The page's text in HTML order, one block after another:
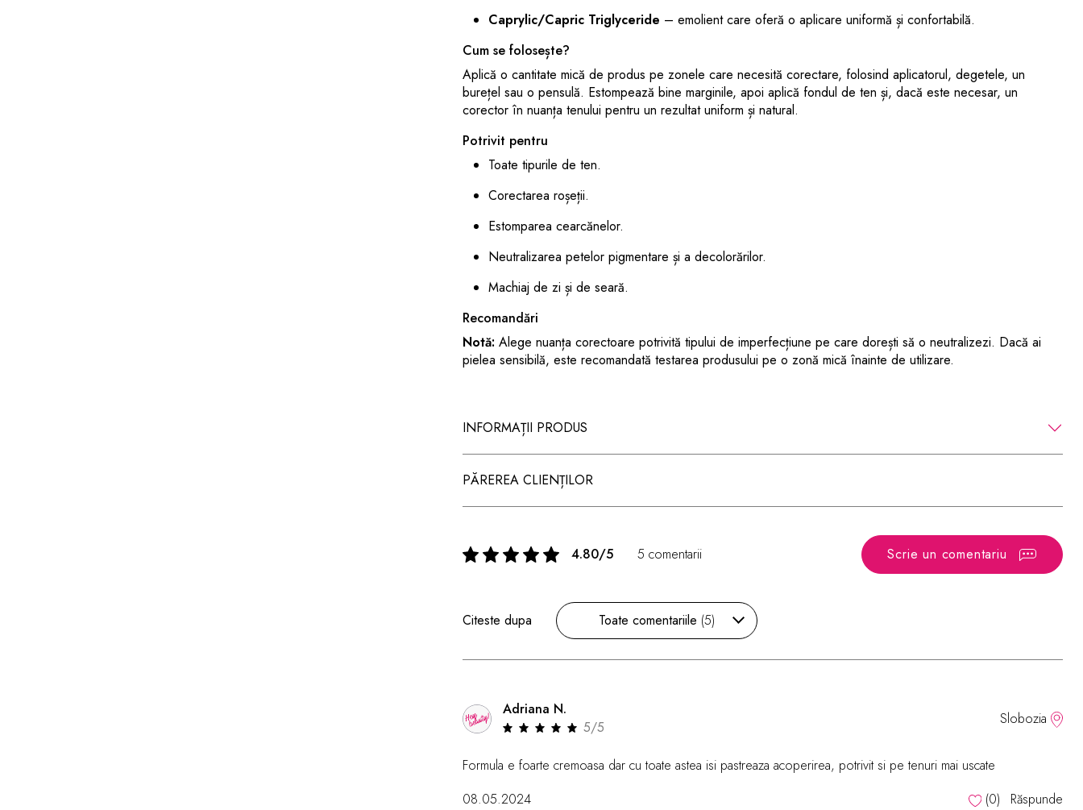
Caprylic/Capric Triglyceride – emolient care oferă o aplicare uniformă și confortabilă.
Cum se folosește?
Aplică o cantitate mică de produs pe zonele care necesită corectare, folosind aplicatorul, degetele, un
burețel sau o pensulă. Estompează bine marginile, apoi aplică fondul de ten și, dacă este necesar, un
corector în nuanța tenului pentru un rezultat uniform și natural.
Potrivit pentru
Toate tipurile de ten.
Corectarea roșeții.
Estomparea cearcănelor.
Neutralizarea petelor pigmentare și a decolorărilor.
Machiaj de zi și de seară.
Recomandări
Notă: Alege nuanța corectoare potrivită tipului de imperfecțiune pe care dorești să o neutralizezi. Dacă ai
pielea sensibilă, este recomandată testarea produsului pe o zonă mică înainte de utilizare.
INFORMAȚII PRODUS
PĂREREA CLIENȚILOR
4.80/5 5 comentarii Scrie un comentariu
Citeste dupa Toate comentariile (5)
Adriana N.
5/5
Slobozia
Formula e foarte cremoasa dar cu toate astea isi pastreaza acoperirea, potrivit si pe tenuri mai uscate
08.05.2024
(0)
Răspunde